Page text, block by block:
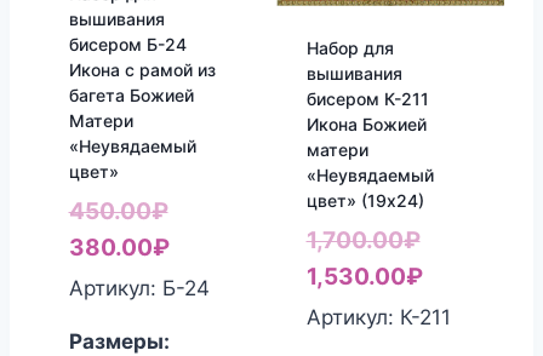
вышивания
бисером Б-24
Икона с рамой из
багета Божией
Матери
«Неувядаемый
цвет»
450.00₽Первоначальная
цена
составляла
380.00₽Текущая
цена:
Артикул: Б-24
Размеры:
Набор для
вышивания
бисером К-211
Икона Божией
матери
«Неувядаемый
цвет» (19х24)
1,700.00₽
цена
1,530.00₽Текущая
цена:
Артикул: К-211